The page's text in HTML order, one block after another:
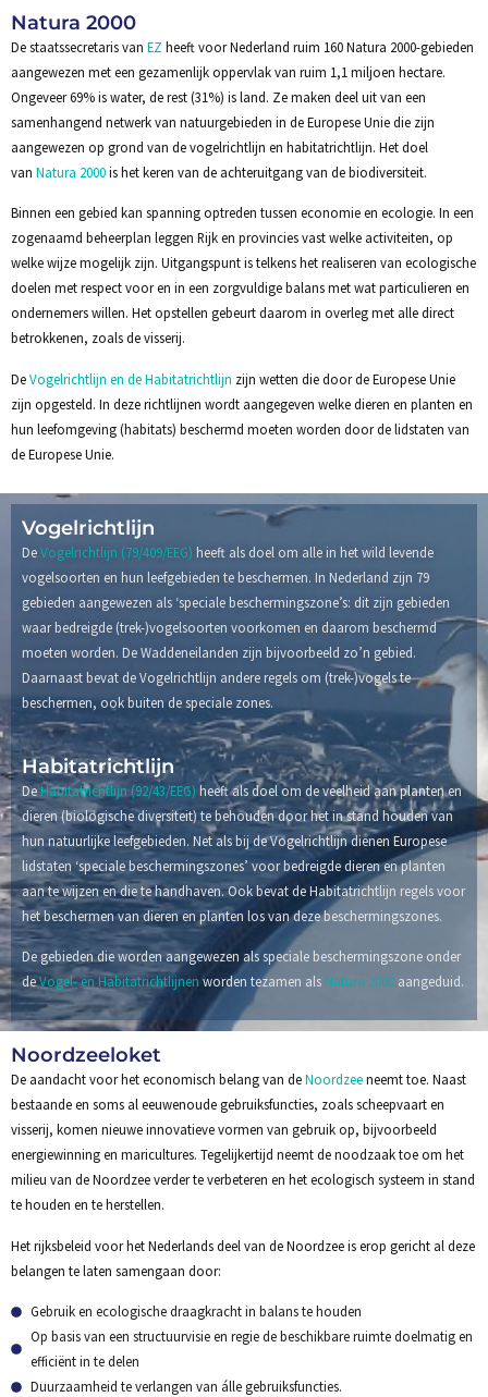
Natura 2000
De staatssecretaris van EZ heeft voor Nederland ruim 160 Natura 2000-gebieden
aangewezen met een gezamenlijk oppervlak van ruim 1,1 miljoen hectare.
Ongeveer 69% is water, de rest (31%) is land. Ze maken deel uit van een
samenhangend netwerk van natuurgebieden in de Europese Unie die zijn
aangewezen op grond van de vogelrichtlijn en habitatrichtlijn. Het doel
van Natura 2000is het keren van de achteruitgang van de biodiversiteit.
Binnen een gebied kan spanning optreden tussen economie en ecologie. In een
zogenaamd beheerplan leggen Rijk en provincies vast welke activiteiten, op
welke wijze mogelijk zijn. Uitgangspunt is telkens het realiseren van ecologische
doelen met respect voor en in een zorgvuldige balans met wat particulieren en
ondernemers willen. Het opstellen gebeurt daarom in overleg met alle direct
betrokkenen, zoals de visserij.
DeVogelrichtlijn en de Habitatrichtlijn zijn wetten die door de Europese Unie
zijn opgesteld. In deze richtlijnen wordt aangegeven welke dieren en planten en
hun leefomgeving (habitats) beschermd moeten worden door de lidstaten van
de Europese Unie.
Vogelrichtlijn
DeVogelrichtlijn (79/409/EEG) heeft als doel om alle in het wild levende
vogelsoorten en hun leefgebieden te beschermen. In Nederland zijn 79
gebieden aangewezen als ‘speciale beschermingszone’s: dit zijn gebieden
waar bedreigde (trek-)vogelsoorten voorkomen en daarom beschermd
moeten worden. De Waddeneilanden zijn bijvoorbeeld zo’n gebied.
Daarnaast bevat de Vogelrichtlijn andere regels om (trek-)vogels te
beschermen, ook buiten de speciale zones.
Habitatrichtlijn
DeHabitatrichtlijn (92/43/EEG) heeft als doel om de veelheid aan planten en
dieren (biologische diversiteit) te behouden door het in stand houden van
hun natuurlijke leefgebieden. Net als bij de Vogelrichtlijn dienen Europese
lidstaten ‘speciale beschermingszones’ voor bedreigde dieren en planten
aan te wijzen en die te handhaven. Ook bevat de Habitatrichtlijn regels voor
het beschermen van dieren en planten los van deze beschermingszones.
De gebieden die worden aangewezen als speciale beschermingszone onder
deVogel- en Habitatrichtlijnen worden tezamen als Natura 2000 aangeduid.
Noordzeeloket
De aandacht voor het economisch belang van deNoordzeeneemt toe. Naast
bestaande en soms al eeuwenoude gebruiksfuncties, zoals scheepvaart en
visserij, komen nieuwe innovatieve vormen van gebruik op, bijvoorbeeld
energiewinning en maricultures. Tegelijkertijd neemt de noodzaak toe om het
milieu van de Noordzee verder te verbeteren en het ecologisch systeem in stand
te houden en te herstellen.
Het rijksbeleid voor het Nederlands deel van de Noordzee is erop gericht al deze
belangen te laten samengaan door:
Gebruik en ecologische draagkracht in balans te houden
Op basis van een structuurvisie en regie de beschikbare ruimte doelmatig en
efficiënt in te delen
Duurzaamheid te verlangen van álle gebruiksfuncties.